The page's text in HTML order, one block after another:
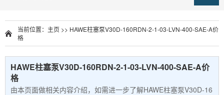
当前位置： 主页 >> HAWE柱塞泵V30D-160RDN-2-1-03-LVN-400-SAE-A价
格
HAWE柱塞泵V30D-160RDN-2-1-03-LVN-400-SAE-A价
格
由本页面做相关内容介绍，如需进一步了解HAWE柱塞泵V30D-16